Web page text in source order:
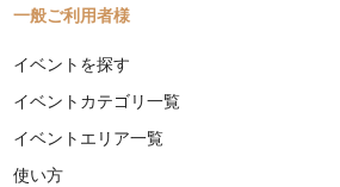
一般ご利用者様
イベントを探す
イベントカテゴリ一覧
イベントエリア一覧
使い方